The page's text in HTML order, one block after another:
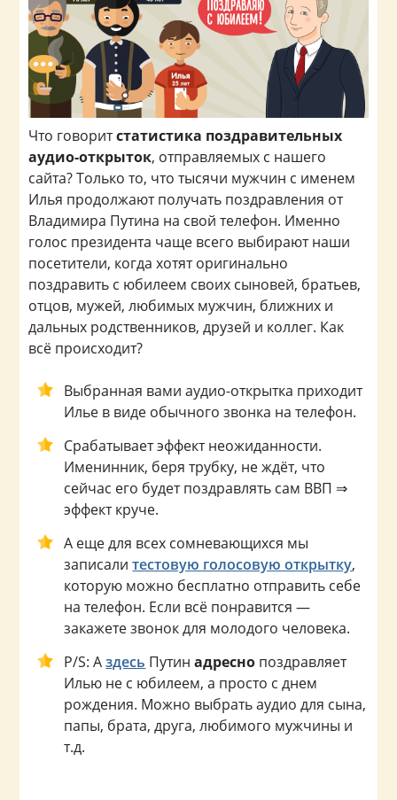
Что говоритстатистика поздравительных
аудио-открыток, отправляемых с нашего
сайта? Только то, что тысячи мужчин с именем
Илья продолжают получать поздравления от
Владимира Путина на свой телефон. Именно
голос президента чаще всего выбирают наши
посетители, когда хотят оригинально
поздравить с юбилеем своих сыновей, братьев,
отцов, мужей, любимых мужчин, ближних и
дальных родственников, друзей и коллег. Как
всё происходит?
Выбранная вами аудио-открытка приходит
Илье в виде обычного звонка на телефон.
Срабатывает эффект неожиданности.
Именинник, беря трубку, не ждёт, что
сейчас его будет поздравлять сам ВВП ⇒
эффект круче.
А еще для всех сомневающихся мы
записалитестовую голосовую открытку,
которую можно бесплатно отправить себе
на телефон. Если всё понравится —
закажете звонок для молодого человека.
P/S: Аздесь Путинадресно поздравляет
Илью не с юбилеем, а просто с днем
рождения. Можно выбрать аудио для сына,
папы, брата, друга, любимого мужчины и
т.д.